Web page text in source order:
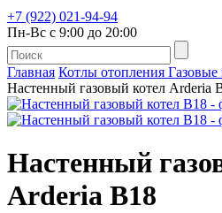
+7 (922) 021-94-94
Пн-Вс с 9:00 до 20:00
Главная Котлы отопления Газовые
Настенный газовый котел Arderia
Настенный
Arderia B18